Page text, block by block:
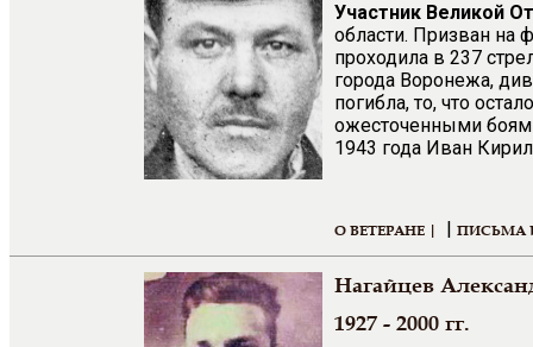
Участник Великой
области. Призван на
проходила в 237
города Воронежа,
погибла, то, что
ожесточенными
1943 года Иван
О ВЕТЕРАНЕ | | ПИСЬМА
Нагайцев
1927 - 2000 гг.